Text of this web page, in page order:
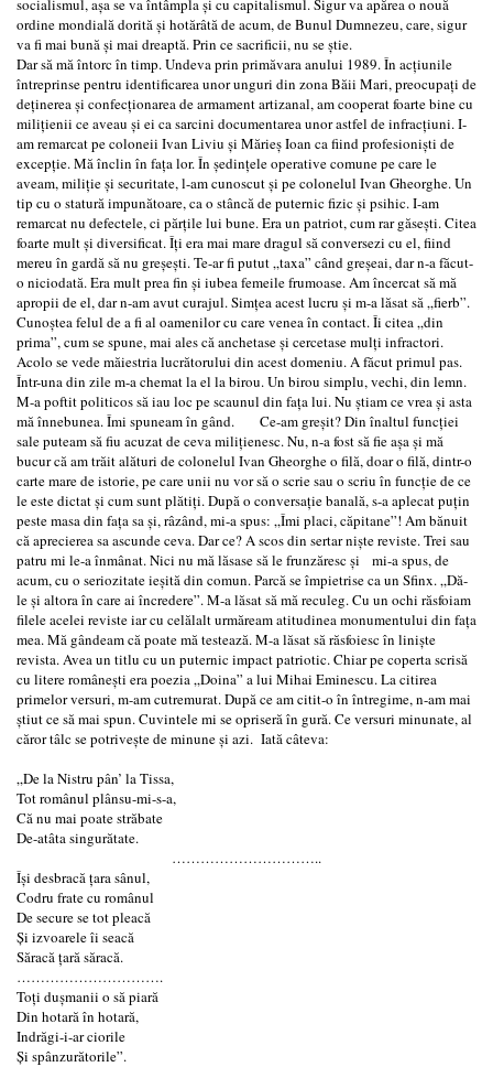
socialismul, aşa se va întâmpla şi cu capitalismul. Sigur va apărea o nouă
ordine mondială dorită şi hotărâtă de acum, de Bunul Dumnezeu, care, sigur
va fi mai bună şi mai dreaptă. Prin ce sacrificii, nu se ştie.
Dar să mă întorc în timp. Undeva prin primăvara anului 1989. În acţiunile
întreprinse pentru identificarea unor unguri din zona Băii Mari, preocupaţi de
deţinerea şi confecţionarea de armament artizanal, am cooperat foarte bine cu
miliţienii ce aveau şi ei ca sarcini documentarea unor astfel de infracţiuni. I-
am remarcat pe coloneii Ivan Liviu şi Mărieş Ioan ca fiind profesionişti de
excepţie. Mă înclin în faţa lor. În şedinţele operative comune pe care le
aveam, miliţie şi securitate, l-am cunoscut şi pe colonelul Ivan Gheorghe. Un
tip cu o statură impunătoare, ca o stâncă de puternic fizic şi psihic. I-am
remarcat nu defectele, ci părţile lui bune. Era un patriot, cum rar găseşti. Citea
foarte mult şi diversificat. Îţi era mai mare dragul să conversezi cu el, fiind
mereu în gardă să nu greşeşti. Te-ar fi putut „taxa” când greşeai, dar n-a făcut-
o niciodată. Era mult prea fin şi iubea femeile frumoase. Am încercat să mă
apropii de el, dar n-am avut curajul. Simţea acest lucru şi m-a lăsat să „fierb”.
Cunoştea felul de a fi al oamenilor cu care venea în contact. Îi citea „din
prima”, cum se spune, mai ales că anchetase şi cercetase mulţi infractori.
Acolo se vede măiestria lucrătorului din acest domeniu. A făcut primul pas.
Într-una din zile m-a chemat la el la birou. Un birou simplu, vechi, din lemn.
M-a poftit politicos să iau loc pe scaunul din faţa lui. Nu ştiam ce vrea şi asta
mă înnebunea. Îmi spuneam în gând. Ce-am greşit? Din înaltul funcţiei
sale puteam să fiu acuzat de ceva miliţienesc. Nu, n-a fost să fie aşa şi mă
bucur că am trăit alături de colonelul Ivan Gheorghe o filă, doar o filă, dintr-o
carte mare de istorie, pe care unii nu vor să o scrie sau o scriu în funcţie de ce
le este dictat şi cum sunt plătiţi. După o conversaţie banală, s-a aplecat puţin
peste masa din faţa sa şi, râzând, mi-a spus: „Îmi placi, căpitane”! Am bănuit
că aprecierea sa ascunde ceva. Dar ce? A scos din sertar nişte reviste. Trei sau
patru mi le-a înmânat. Nici nu mă lăsase să le frunzăresc şi mi-a spus, de
acum, cu o seriozitate ieşită din comun. Parcă se împietrise ca un Sfinx. „Dă-
le şi altora în care ai încredere”. M-a lăsat să mă reculeg. Cu un ochi răsfoiam
filele acelei reviste iar cu celălalt urmăream atitudinea monumentului din faţa
mea. Mă gândeam că poate mă testează. M-a lăsat să răsfoiesc în linişte
revista. Avea un titlu cu un puternic impact patriotic. Chiar pe coperta scrisă
cu litere româneşti era poezia „Doina” a lui Mihai Eminescu. La citirea
primelor versuri, m-am cutremurat. După ce am citit-o în întregime, n-am mai
ştiut ce să mai spun. Cuvintele mi se opriseră în gură. Ce versuri minunate, al
căror tâlc se potriveşte de minune şi azi. Iată câteva:
„De la Nistru pân’ la Tissa,
Tot românul plânsu-mi-s-a,
Că nu mai poate străbate
De-atâta singurătate.
…………………………..
Îşi desbracă ţara sânul,
Codru frate cu românul
De secure se tot pleacă
Şi izvoarele îi seacă
Săracă ţară săracă.
………………………….
Toţi duşmanii o să piară
Din hotară în hotară,
Indrăgi-i-ar ciorile
Şi spânzurătorile”.